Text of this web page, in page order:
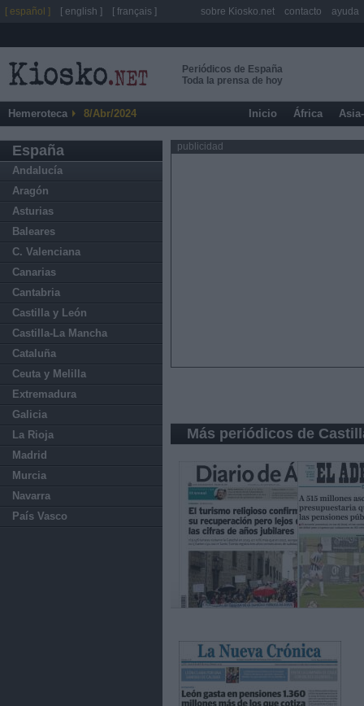
Periódicos de España
Toda la prensa de hoy
Hemeroteca 8/Abr/2024 Inicio África
España
Andalucía
Aragón
Asturias
Baleares
C. Valenciana
Canarias
Cantabria
Castilla y León
Castilla-La Mancha
Cataluña
Ceuta y Melilla
Extremadura
Galicia
La Rioja
Madrid
Murcia
Navarra
País Vasco
publicidad
Más periódicos de
[ español ] [ english ] [ français ] sobre Kiosko.net contacto ayuda